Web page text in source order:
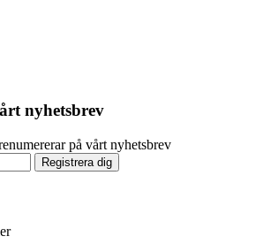
nyhetsbrev
på vårt nyhetsbrev
Registrera dig